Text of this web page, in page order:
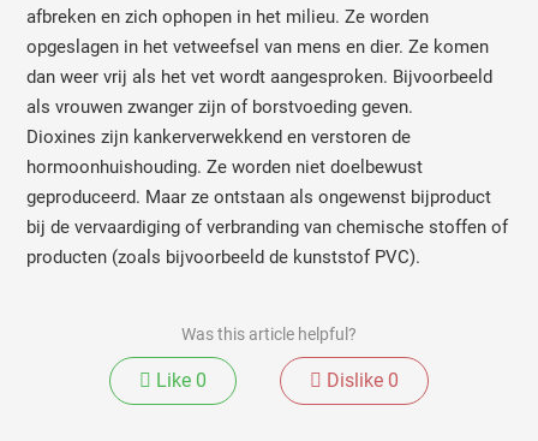
afbreken en zich ophopen in het milieu. Ze worden
opgeslagen in het vetweefsel van mens en dier. Ze komen
dan weer vrij als het vet wordt aangesproken. Bijvoorbeeld
als vrouwen zwanger zijn of borstvoeding geven.
Dioxines zijn kankerverwekkend en verstoren de
hormoonhuishouding. Ze worden niet doelbewust
geproduceerd. Maar ze ontstaan als ongewenst bijproduct
bij de vervaardiging of verbranding van chemische stoffen of
producten (zoals bijvoorbeeld de kunststof PVC).
Was this article helpful?
Like 0 Dislike 0